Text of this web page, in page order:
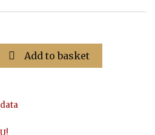
 Add to basket